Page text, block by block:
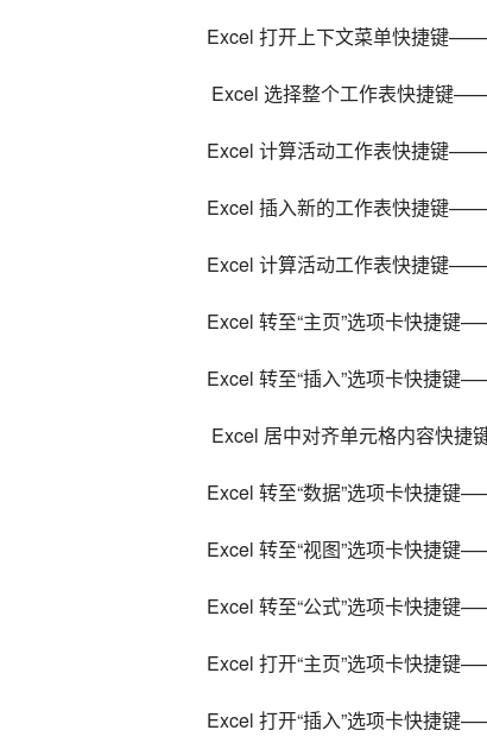
Excel 打开上下文菜单快捷键——
Excel 选择整个工作表快捷键
Excel 计算活动工作表快捷键——
Excel 插入新的工作表快捷键——
Excel 计算活动工作表快捷键——
Excel 转至“主页”选项卡快捷键
Excel 转至“插入”选项卡快捷键
Excel 居中对齐单元格内容快捷
Excel 转至“数据”选项卡快捷键
Excel 转至“视图”选项卡快捷键
Excel 转至“公式”选项卡快捷键
Excel 打开“主页”选项卡快捷键
Excel 打开“插入”选项卡快捷键